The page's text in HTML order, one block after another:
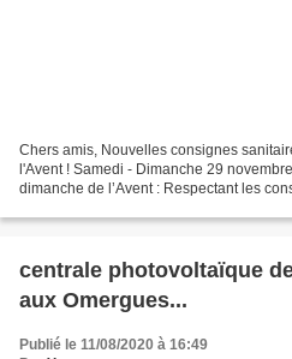
Chers amis, Nouvelles consignes
l'Avent ! Samedi - Dimanche 29
dimanche de l’Avent : Respectant les
centrale photovoltaïque
aux Omergues...
Publié le 11/08/2020 à 16:49